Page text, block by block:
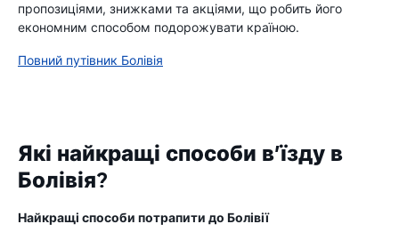
пропозиціями, знижками та акціями, що робить його
економним способом подорожувати країною.
Повний путівник Болівія
Які найкращі способи в’їзду в
Болівія?
Найкращі способи потрапити до Болівії